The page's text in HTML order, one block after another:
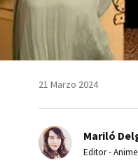
21 Marzo 2024
Mariló
Editor - Anime